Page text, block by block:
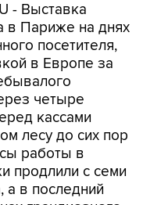
- Выставка
в Париже на днях
посетителя,
в Европе за
четыре
кассами
лесу до сих пор
работы в
продлили с семи
а в последний